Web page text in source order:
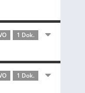
1 Dok.
1 Dok.